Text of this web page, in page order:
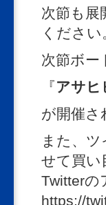
次節も展
ください
次節ボー
『アサヒ
が開催さ
また、
せて買い
Twitterの
https://